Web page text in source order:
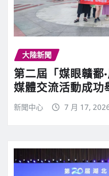
大陸新聞
第二屆「媒眼贛鄱
媒體交流活動成功
新聞中心 7 月 17,